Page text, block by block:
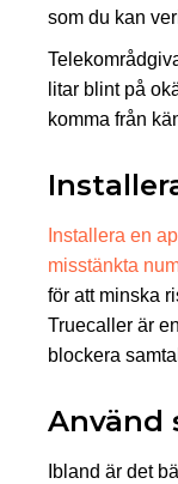
som du kan
litar blint på
komma från
Installera en
misstänkta
för att minska
Truecaller är
blockera
Ibland är det